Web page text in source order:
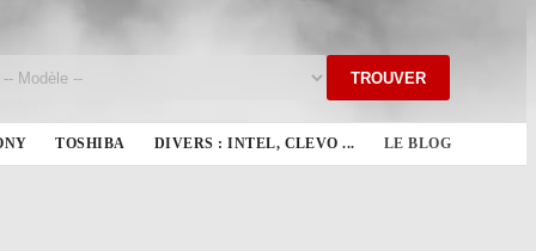
TROUVER
TOSHIBA DIVERS : INTEL, CLEVO ... LE BLOG